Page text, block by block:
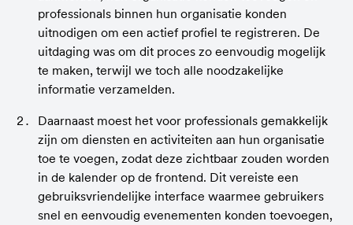
professionals binnen hun organisatie konden
uitnodigen om een actief profiel te registreren. De
uitdaging was om dit proces zo eenvoudig mogelijk
te maken, terwijl we toch alle noodzakelijke
informatie verzamelden.
Daarnaast moest het voor professionals gemakkelijk
zijn om diensten en activiteiten aan hun organisatie
toe te voegen, zodat deze zichtbaar zouden worden
in de kalender op de frontend. Dit vereiste een
gebruiksvriendelijke interface waarmee gebruikers
snel en eenvoudig evenementen konden toevoegen,